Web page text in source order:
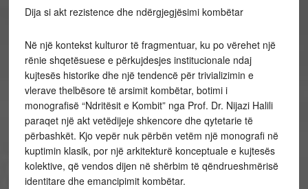
Dija si akt rezistence dhe ndërgjegjësimi kombëtar
Në një kontekst kulturor të fragmentuar, ku po vërehet një
rënie shqetësuese e përkujdesjes institucionale ndaj
kujtesës historike dhe një tendencë për trivializimin e
vlerave thelbësore të arsimit kombëtar, botimi i
monografisë “Ndritësit e Kombit” nga Prof. Dr. Nijazi Halili
paraqet një akt vetëdijeje shkencore dhe qytetarie të
përbashkët. Kjo vepër nuk përbën vetëm një monografi në
kuptimin klasik, por një arkitekturë konceptuale e kujtesës
kolektive, që vendos dijen në shërbim të qëndrueshmërisë
identitare dhe emancipimit kombëtar.